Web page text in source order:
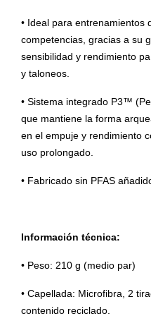
• Ideal para entrenamientos
competencias, gracias a su
sensibilidad y rendimiento
y taloneos.
• Sistema integrado P3™
que mantiene la forma
en el empuje y rendimiento
uso prolongado.
• Fabricado sin PFAS
Información técnica:
• Peso: 210 g (medio par)
• Capellada: Microfibra, 2
contenido reciclado.